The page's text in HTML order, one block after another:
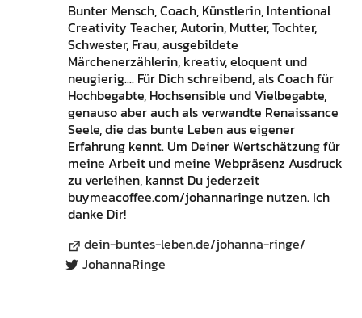
Bunter Mensch, Coach, Künstlerin, Intentional
Creativity Teacher, Autorin, Mutter, Tochter,
Schwester, Frau, ausgebildete
Märchenerzählerin, kreativ, eloquent und
neugierig.... Für Dich schreibend, als Coach für
Hochbegabte, Hochsensible und Vielbegabte,
genauso aber auch als verwandte Renaissance
Seele, die das bunte Leben aus eigener
Erfahrung kennt. Um Deiner Wertschätzung für
meine Arbeit und meine Webpräsenz Ausdruck
zu verleihen, kannst Du jederzeit
buymeacoffee.com/johannaringe nutzen. Ich
danke Dir!
dein-buntes-leben.de/johanna-ringe/
JohannaRinge